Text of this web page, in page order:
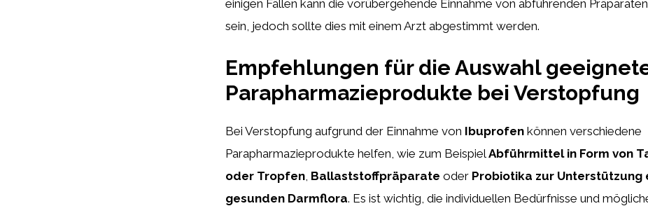
einigen Fällen kann die vorübergehende Einnahme von abführenden
sein, jedoch sollte dies mit einem Arzt abgestimmt werden.
Empfehlungen für die Auswahl
Parapharmazieprodukte bei Verstopfung
Bei Verstopfung aufgrund der Einnahme von Ibuprofen können verschiedene
Parapharmazieprodukte helfen, wie zum BeispielAbführmittel in Form von
oder Tropfen Ballaststoffpräparate oder Probiotika zur Unterstützung
gesunden Darmflora. Es ist wichtig, die individuellen Bedürfnisse und